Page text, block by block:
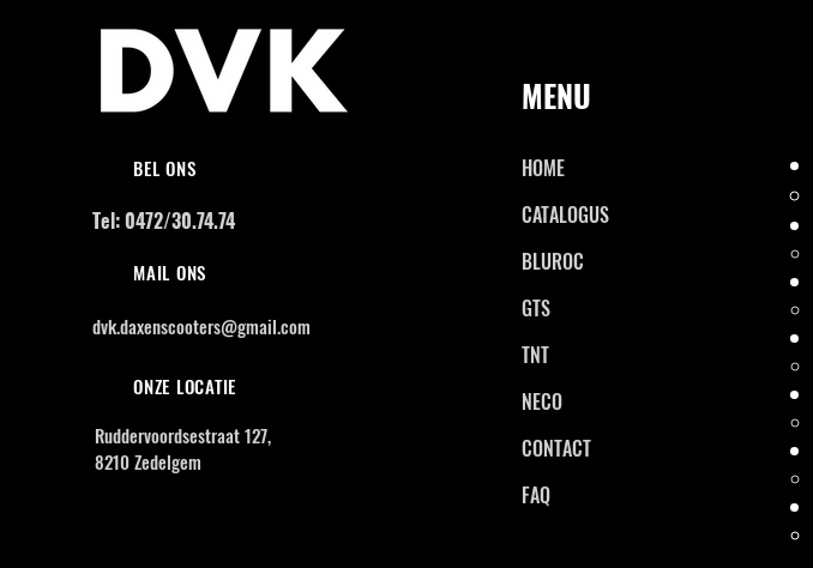
BEL ONS
Tel: 0472/30.74.74
MAIL ONS
dvk.daxenscooters@gmail.com
ONZE LOCATIE
Ruddervoordsestraat 127,
8210 Zedelgem
MENU
HOME
CATALOGUS
BLUROC
GTS
TNT
NECO
CONTACT
FAQ